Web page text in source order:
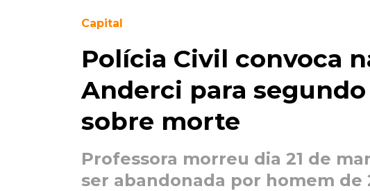
Capital
Polícia Civil convoca
Anderci para
sobre morte
Professora morreu dia 21 de
ser abandonada por homem de